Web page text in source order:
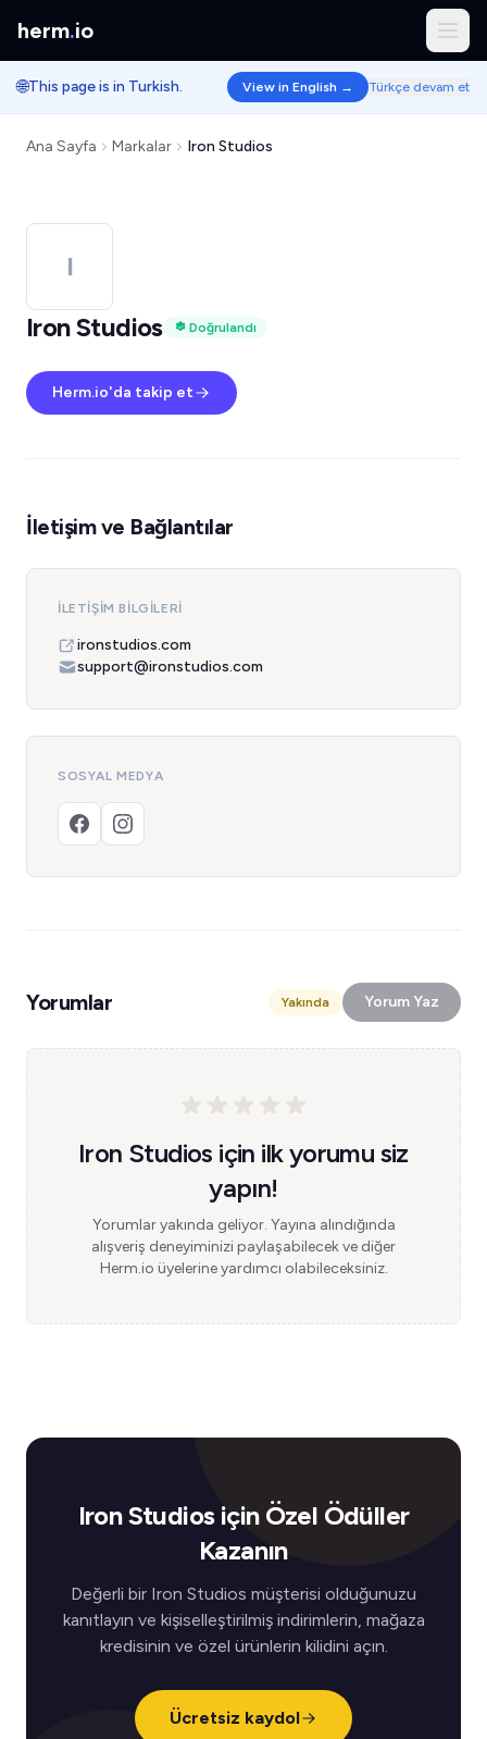
herm.io
🌐This page is in Turkish. View in English → Türkçe devam et
Ana Sayfa Markalar Iron Studios
I
Iron Studios
Doğrulandı
Herm.io'da takip et
İletişim ve Bağlantılar
İLETIŞIM BILGILERI
ironstudios.com
support@ironstudios.com
SOSYAL MEDYA
Yorumlar Yakında Yorum Yaz
Iron Studios için ilk yorumu siz
yapın!
Yorumlar yakında geliyor. Yayına alındığında
alışveriş deneyiminizi paylaşabilecek ve diğer
Herm.io üyelerine yardımcı olabileceksiniz.
Iron Studios için Özel Ödüller
Kazanın
Değerli bir Iron Studios müşterisi olduğunuzu
kanıtlayın ve kişiselleştirilmiş indirimlerin, mağaza
kredisinin ve özel ürünlerin kilidini açın.
Ücretsiz kaydol